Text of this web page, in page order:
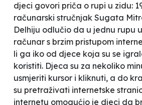
djeci govori priča o rupi u zidu:
računarski stručnjak Sugata
Delhiju odlučio da u jednu rupu
računar s brzim pristupom
li ga iko od djece koja su se
koristiti. Djeca su za nekoliko
usmjeriti kursor i kliknuti, a do
su pretraživati internetske
internetu omogućio je djeci da